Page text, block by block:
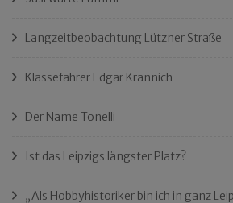
Langzeitbeobachtung Lützner Straße
Klassefahrer Edgar Krannich
Der Name Tonelli
Ist das Leipzigs längster Platz?
„Als Hobbyhistoriker bin ich in ganz